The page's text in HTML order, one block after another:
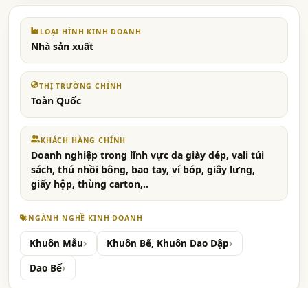
LOẠI HÌNH KINH DOANH
Nhà sản xuất
THỊ TRƯỜNG CHÍNH
Toàn Quốc
KHÁCH HÀNG CHÍNH
Doanh nghiệp trong lĩnh vực da giày dép, vali túi
sách, thú nhồi bông, bao tay, ví bóp, giây lưng,
giấy hộp, thùng carton,..
NGÀNH NGHỀ KINH DOANH
Khuôn Mẫu
Khuôn Bế, Khuôn Dao Dập
Dao Bế